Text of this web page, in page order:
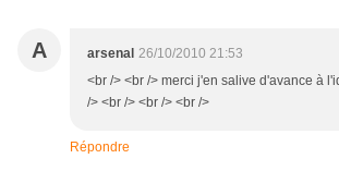
A arsenal 26/10/2010 21:53
<br /> <br /> merci j'en salive d'avance à
/> <br /> <br /> <br />
Répondre